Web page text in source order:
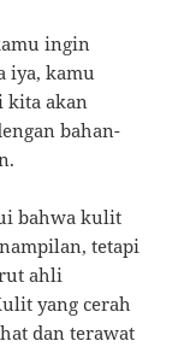
ingin
iya, kamu
kita akan
bahan-
bahwa kulit
tetapi
ahli
yang cerah
dan terawat